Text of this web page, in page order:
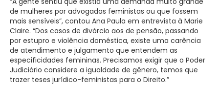
de mulheres por advogadas feministas ou que fossem
mais sensíveis”, contou Ana Paula em entrevista à Marie
Claire. “Dos casos de divórcio aos de pensão, passando
por estupro e violência doméstica, existe uma carência
de atendimento e julgamento que entendem as
especificidades femininas. Precisamos exigir que o Poder
Judiciário considere a igualdade de gênero, temos que
trazer teses jurídico-feministas para o Direito.”